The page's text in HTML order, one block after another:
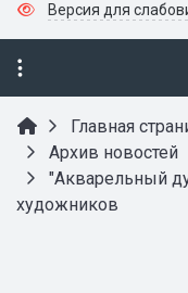
Версия для
Главная
Архив новостей
"Акварельный
художников